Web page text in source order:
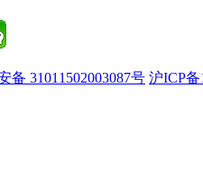
备 31011502003087号 沪ICP备